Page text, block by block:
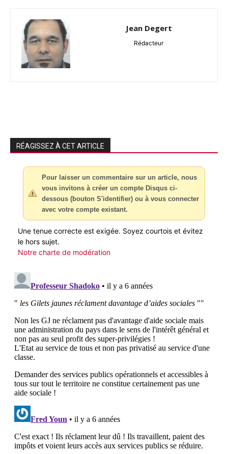
Jean Degert
Rédacteur
RÉAGISSEZ À CET ARTICLE
Pour laisser un commentaire sur un article, nous
vous invitons à créer un compte Disqus ci-
dessous (bouton S'identifier) ou à vous connecter
avec votre compte existant.
Une tenue correcte est exigée. Soyez courtois et évitez
le hors sujet.
Notre charte de modération